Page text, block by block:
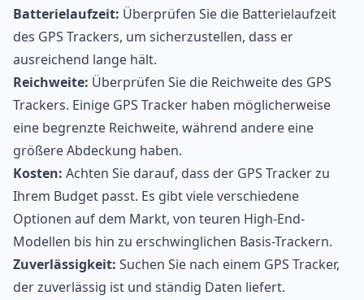
Batterielaufzeit: Überprüfen Sie die Batterielaufzeit
des GPS Trackers, um sicherzustellen, dass er
ausreichend lange hält.
Reichweite: Überprüfen Sie die Reichweite des GPS
Trackers. Einige GPS Tracker haben möglicherweise
eine begrenzte Reichweite, während andere eine
größere Abdeckung haben.
Kosten: Achten Sie darauf, dass der GPS Tracker zu
Ihrem Budget passt. Es gibt viele verschiedene
Optionen auf dem Markt, von teuren High-End-
Modellen bis hin zu erschwinglichen Basis-Trackern.
Zuverlässigkeit: Suchen Sie nach einem GPS Tracker,
der zuverlässig ist und ständig Daten liefert.